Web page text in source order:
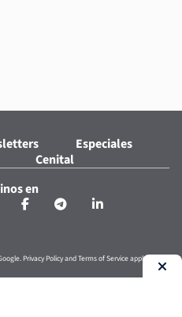
Especiales
Cenital
en
Privacy PolicyandTerms of Serviceapply.